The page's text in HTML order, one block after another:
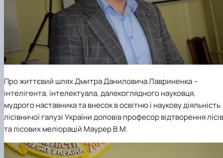
Про життєвий шлях Дмитра Даниловича Лавриненка –
інтелігента, інтелектуала, далекоглядного науковця,
мудрого наставника та внесок в освітню і наукову діяльність
лісівничої галузі України доповів професор відтворення лісів
та лісових меліорацій Маурер В.М.